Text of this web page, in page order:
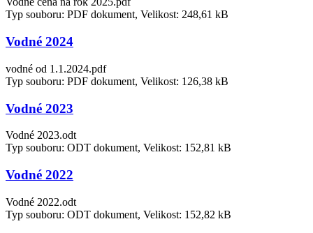
Typ souboru: PDF dokument, Velikost: 248,61 kB
Vodné 2024
vodné od 1.1.2024.pdf
Typ souboru: PDF dokument, Velikost: 126,38 kB
Vodné 2023
Vodné 2023.odt
Typ souboru: ODT dokument, Velikost: 152,81 kB
Vodné 2022
Vodné 2022.odt
Typ souboru: ODT dokument, Velikost: 152,82 kB